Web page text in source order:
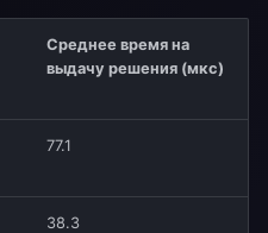
Среднее время на
выдачу решения (мкс)
77.1
38.3